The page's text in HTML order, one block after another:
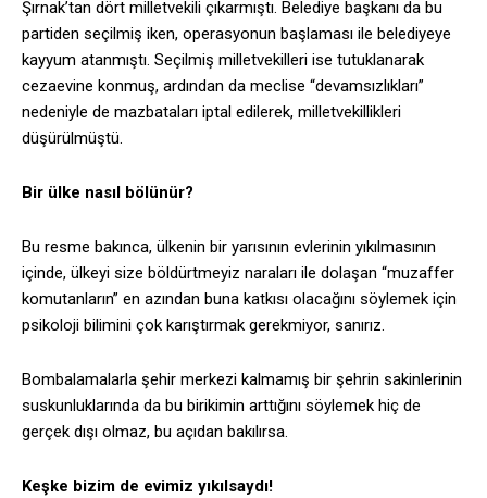
Şırnak’tan dört milletvekili çıkarmıştı. Belediye başkanı da bu
partiden seçilmiş iken, operasyonun başlaması ile belediyeye
kayyum atanmıştı. Seçilmiş milletvekilleri ise tutuklanarak
cezaevine konmuş, ardından da meclise “devamsızlıkları”
nedeniyle de mazbataları iptal edilerek, milletvekillikleri
düşürülmüştü.
Bir ülke nasıl bölünür?
Bu resme bakınca, ülkenin bir yarısının evlerinin yıkılmasının
içinde, ülkeyi size böldürtmeyiz naraları ile dolaşan “muzaffer
komutanların” en azından buna katkısı olacağını söylemek için
psikoloji bilimini çok karıştırmak gerekmiyor, sanırız.
Bombalamalarla şehir merkezi kalmamış bir şehrin sakinlerinin
suskunluklarında da bu birikimin arttığını söylemek hiç de
gerçek dışı olmaz, bu açıdan bakılırsa.
Keşke bizim de evimiz yıkılsaydı!